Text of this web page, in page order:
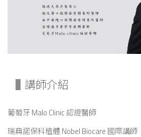
講師介紹
葡萄牙 Malo Clinic 認證醫師
瑞典諾保科植體 Nobel Biocare 國際講師